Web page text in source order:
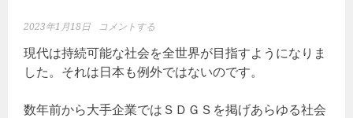
2023年1月18日 コメントする
現代は持続可能な社会を全世界が目指すようになりま
した。それは日本も例外ではないのです。
数年前から大手企業ではＳＤＧＳを掲げあらゆる社会